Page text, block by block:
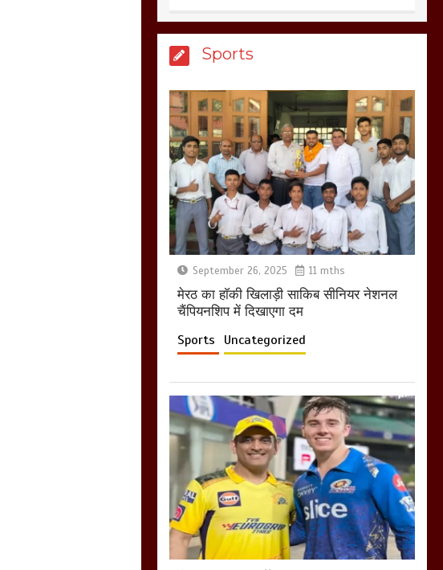
क्या कहा मौलाना कारी
शफीकुर्रहमान रहमान ने
March 11, 2025
बिजली विभाग से परेशान
होकर बागपत में एक संत ने
सरकार को दी आमरण
अनशन की चेतावनी
March 8, 2025
Sports
September 26, 2025 11 mths
मेरठ का हाॅकी खिलाड़ी साकिब सीनियर नेशनल
चैंपियनशिप में दिखाएगा दम
Sports Uncategorized